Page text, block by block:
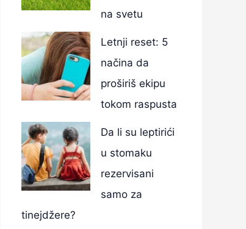
na svetu
Letnji reset: 5
načina da
proširiš ekipu
tokom raspusta
Da li su leptirići
u stomaku
rezervisani
samo za
tinejdžere?